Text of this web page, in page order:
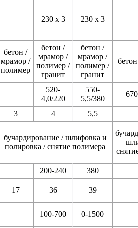
230 х 3 230 х 3
бетон /
мрамор /
полимер
бетон /
мрамор /
полимер /
гранит
бетон /
мрамор /
полимер /
гранит
520-
4,0/220
550-
5,5/380
3 4 5,5
бучардирование / шлифовка и
полировка / снятие полимера
200-240
380
17 36 39
100-700 0-1500